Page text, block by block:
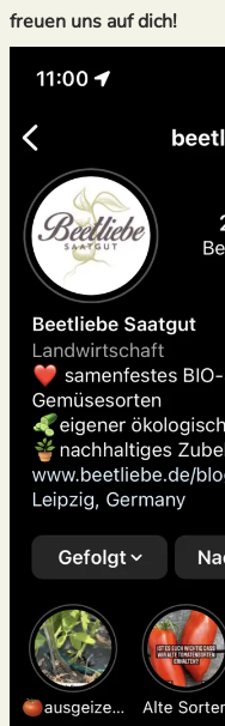
freuen uns auf dich!